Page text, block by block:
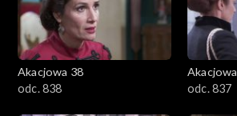
Akacjowa 38
odc. 838
odc. 837